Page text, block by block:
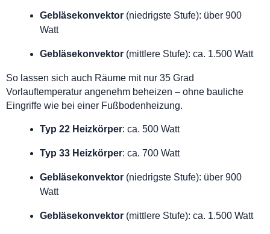
Gebläsekonvektor (niedrigste Stufe): über 900
Watt
Gebläsekonvektor (mittlere Stufe): ca. 1.500 Watt
So lassen sich auch Räume mit nur 35 Grad
Vorlauftemperatur angenehm beheizen – ohne bauliche
Eingriffe wie bei einer Fußbodenheizung.
Typ 22 Heizkörper: ca. 500 Watt
Typ 33 Heizkörper: ca. 700 Watt
Gebläsekonvektor (niedrigste Stufe): über 900
Watt
Gebläsekonvektor (mittlere Stufe): ca. 1.500 Watt